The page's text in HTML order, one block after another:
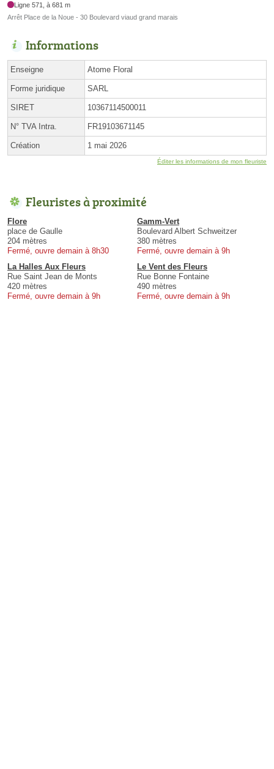
Ligne 571, à 681 m
Arrêt Place de la Noue - 30 Boulevard viaud grand marais
Informations
Enseigne Atome Floral
Forme juridique SARL
SIRET 10367114500011
N° TVA Intra. FR19103671145
Création 1 mai 2026
Éditer les informations de mon fleuriste
Fleuristes à proximité
Flore
place de Gaulle
204 mètres
Fermé, ouvre demain à 8h30
Gamm-Vert
Boulevard Albert Schweitzer
380 mètres
Fermé, ouvre demain à 9h
La Halles Aux Fleurs
Rue Saint Jean de Monts
420 mètres
Fermé, ouvre demain à 9h
Le Vent des Fleurs
Rue Bonne Fontaine
490 mètres
Fermé, ouvre demain à 9h